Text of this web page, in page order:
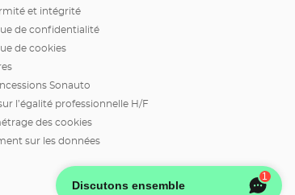
et intégrité
de confidentialité
de cookies
Sonauto
l’égalité professionnelle H/F
des cookies
sur les données
Discutons ensemble
1